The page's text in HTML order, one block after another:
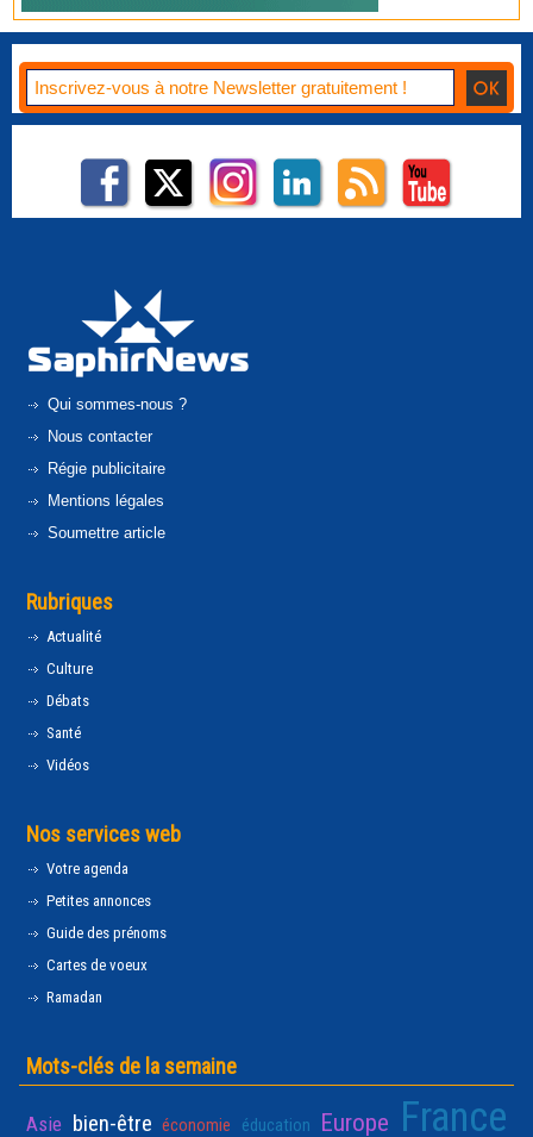
Qui sommes-nous ?
Nous contacter
Régie publicitaire
Mentions légales
Soumettre article
Rubriques
Actualité
Culture
Débats
Santé
Vidéos
Nos services web
Votre agenda
Petites annonces
Guide des prénoms
Cartes de voeux
Ramadan
Mots-clés de la semaine
Asie bien-être économie éducation Europe France